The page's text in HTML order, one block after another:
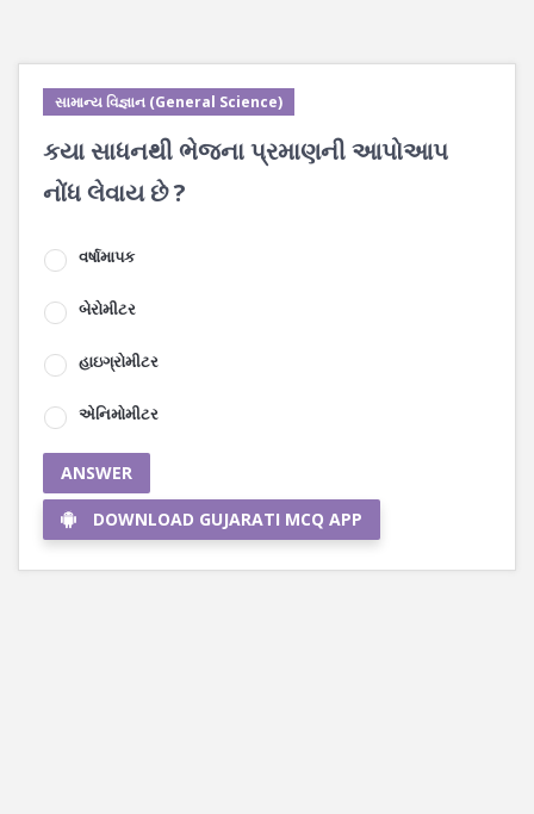
સામાન્ય વિજ્ઞાન (General Science)
કયા સાધનથી ભેજના પ્રમાણની આપોઆપ
નોંધ લેવાય છે ?
વર્ષામાપક
બેરોમીટર
હાઇગ્રોમીટર
એનિમોમીટર
ANSWER
DOWNLOAD GUJARATI MCQ APP